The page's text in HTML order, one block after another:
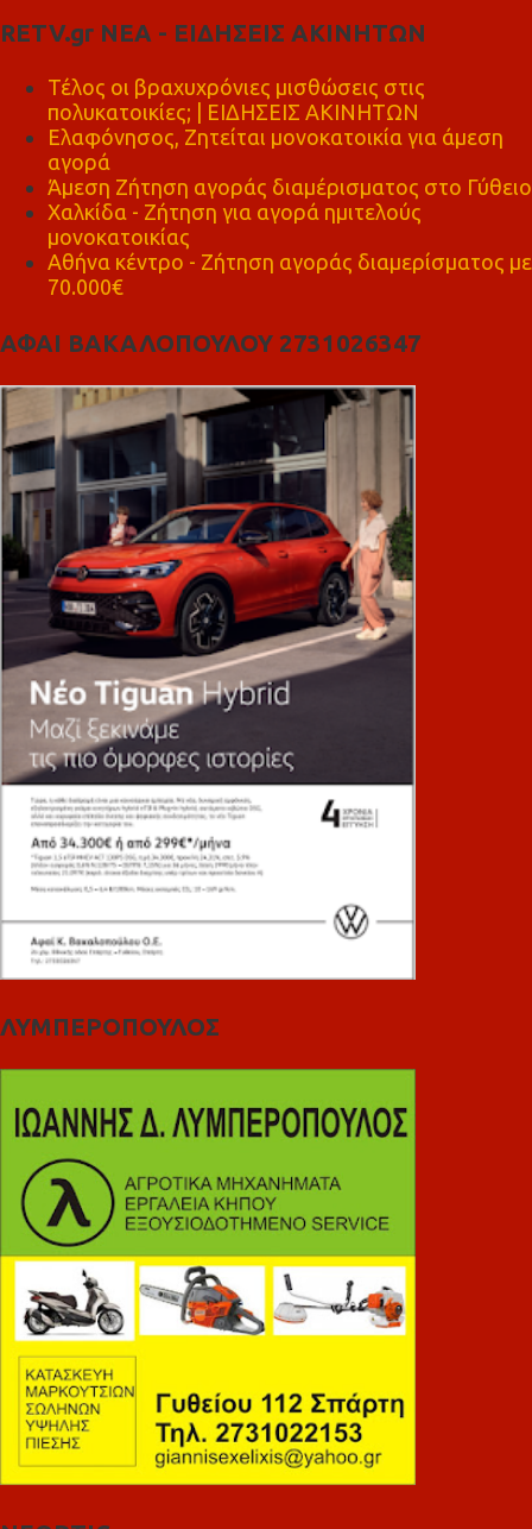
RETV.gr ΝΕΑ - ΕΙΔΗΣΕΙΣ ΑΚΙΝΗΤΩΝ
Τέλος οι βραχυχρόνιες μισθώσεις στις
πολυκατοικίες; | ΕΙΔΗΣΕΙΣ ΑΚΙΝΗΤΩΝ
Ελαφόνησος, Ζητείται μονοκατοικία για άμεση
αγορά
Άμεση Ζήτηση αγοράς διαμέρισματος στο Γύθειο
Χαλκίδα - Ζήτηση για αγορά ημιτελούς
μονοκατοικίας
Αθήνα κέντρο - Ζήτηση αγοράς διαμερίσματος με
70.000€
ΑΦΑΙ ΒΑΚΑΛΟΠΟΥΛΟΥ 2731026347
ΛΥΜΠΕΡΟΠΟΥΛΟΣ